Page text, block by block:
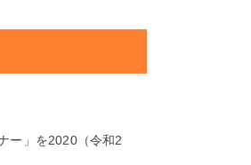
ー」を2020（令和2